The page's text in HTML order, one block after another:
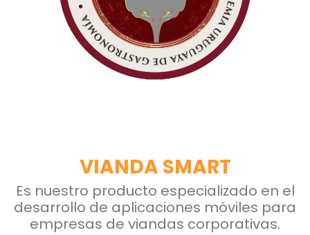
VIANDA SMART
Es nuestro producto especializado en el
desarrollo de aplicaciones móviles para
empresas de viandas corporativas.